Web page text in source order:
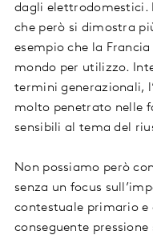
dagli elettrodomestici.
che però si dimostra
esempio che la
mondo per utilizzo.
termini generazionali,
molto penetrato nelle
sensibili al tema del
Non possiamo però
senza un focus
contestuale primario e
conseguente